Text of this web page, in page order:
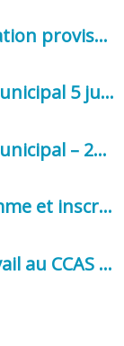
Arrêté préfectoral Limitation provisoire des usages de l’eau
Compte rendu conseil municipal 5 juin 2026 sénatoriale
Compte rendu conseil municipal – 21 avril 2026
Tribu de Nava – programme et inscriptions été 2026
Permanence France Travail au CCAS de Saujon Juin 2026